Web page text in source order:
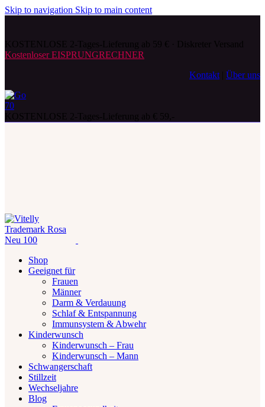
Skip to navigation Skip to main content
Kostenloser EISPRUNGRECHNER
Kontakt
Über uns
Shop
Geeignet für
Frauen
Männer
Darm & Verdauung
Schlaf & Entspannung
Immunsystem & Abwehr
Kinderwunsch
Kinderwunsch – Frau
Kinderwunsch – Mann
Schwangerschaft
Stillzeit
Wechseljahre
Blog